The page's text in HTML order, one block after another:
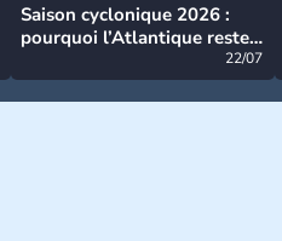
Saison cyclonique 2026 :
pourquoi l’Atlantique reste
22/07